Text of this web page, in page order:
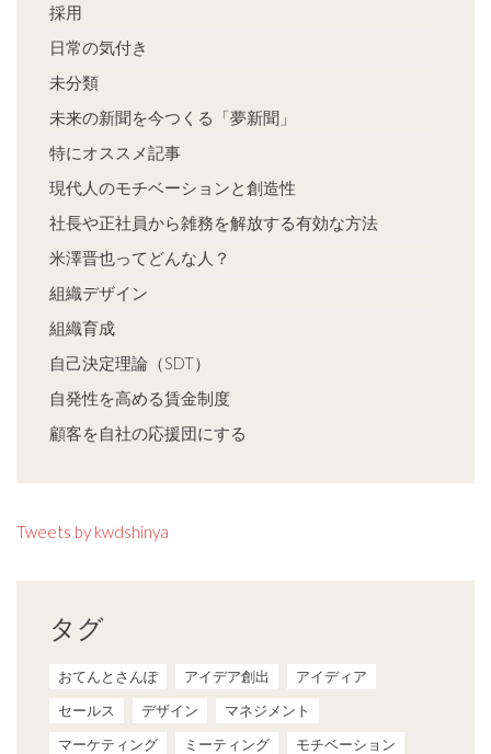
採用
日常の気付き
未分類
未来の新聞を今つくる「夢新聞」
特にオススメ記事
現代人のモチベーションと創造性
社長や正社員から雑務を解放する有効な方法
米澤晋也ってどんな人？
組織デザイン
組織育成
自己決定理論（SDT）
自発性を高める賃金制度
顧客を自社の応援団にする
Tweets by kwdshinya
タグ
おてんとさんぽ アイデア創出
アイディア
セールス
デザイン
マネジメント
マーケティング
ミーティング
モチベーション